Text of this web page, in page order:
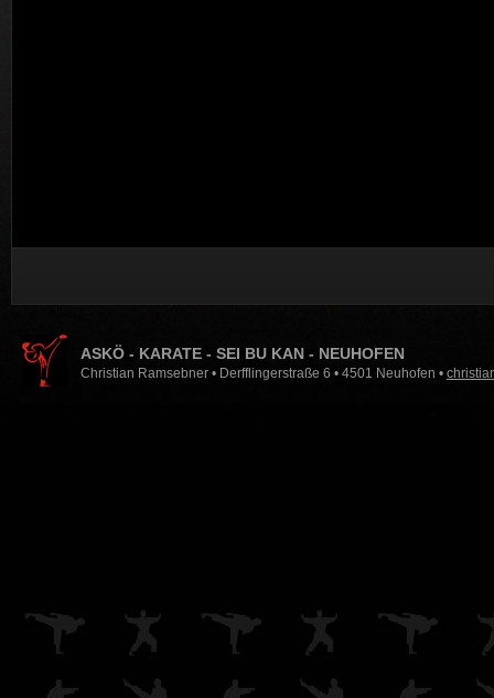
ASKÖ - KARATE - SEI BU KAN - NEUHOFEN
Christian Ramsebner • Derfflingerstraße 6 • 4501 Neuhofen •